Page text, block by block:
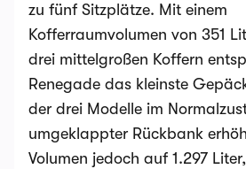
zu fünf Sitzplätze. Mit einem
Kofferraumvolumen von 351
drei mittelgroßen Koffern
Renegade das kleinste
der drei Modelle im
umgeklappter Rückbank
Volumen jedoch auf 1.297